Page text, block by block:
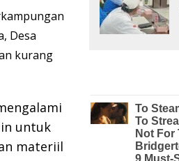
Desa
kurang
untuk
materiil